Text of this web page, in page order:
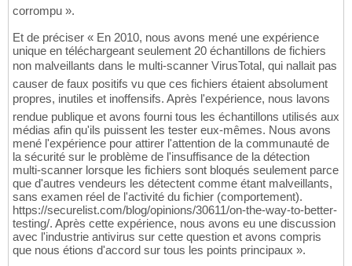
corrompu ».
Et de préciser « En 2010, nous avons mené une expérience
unique en téléchargeant seulement 20 échantillons de fichiers
non malveillants dans le multi-scanner VirusTotal, qui nallait pas
causer de faux positifs vu que ces fichiers étaient absolument
propres, inutiles et inoffensifs. Après l'expérience, nous lavons
rendue publique et avons fourni tous les échantillons utilisés aux
médias afin qu'ils puissent les tester eux-mêmes. Nous avons
mené l'expérience pour attirer l'attention de la communauté de
la sécurité sur le problème de l'insuffisance de la détection
multi-scanner lorsque les fichiers sont bloqués seulement parce
que d'autres vendeurs les détectent comme étant malveillants,
sans examen réel de l'activité du fichier (comportement).
https://securelist.com/blog/opinions/30611/on-the-way-to-better-
testing/. Après cette expérience, nous avons eu une discussion
avec l'industrie antivirus sur cette question et avons compris
que nous étions d'accord sur tous les points principaux ».